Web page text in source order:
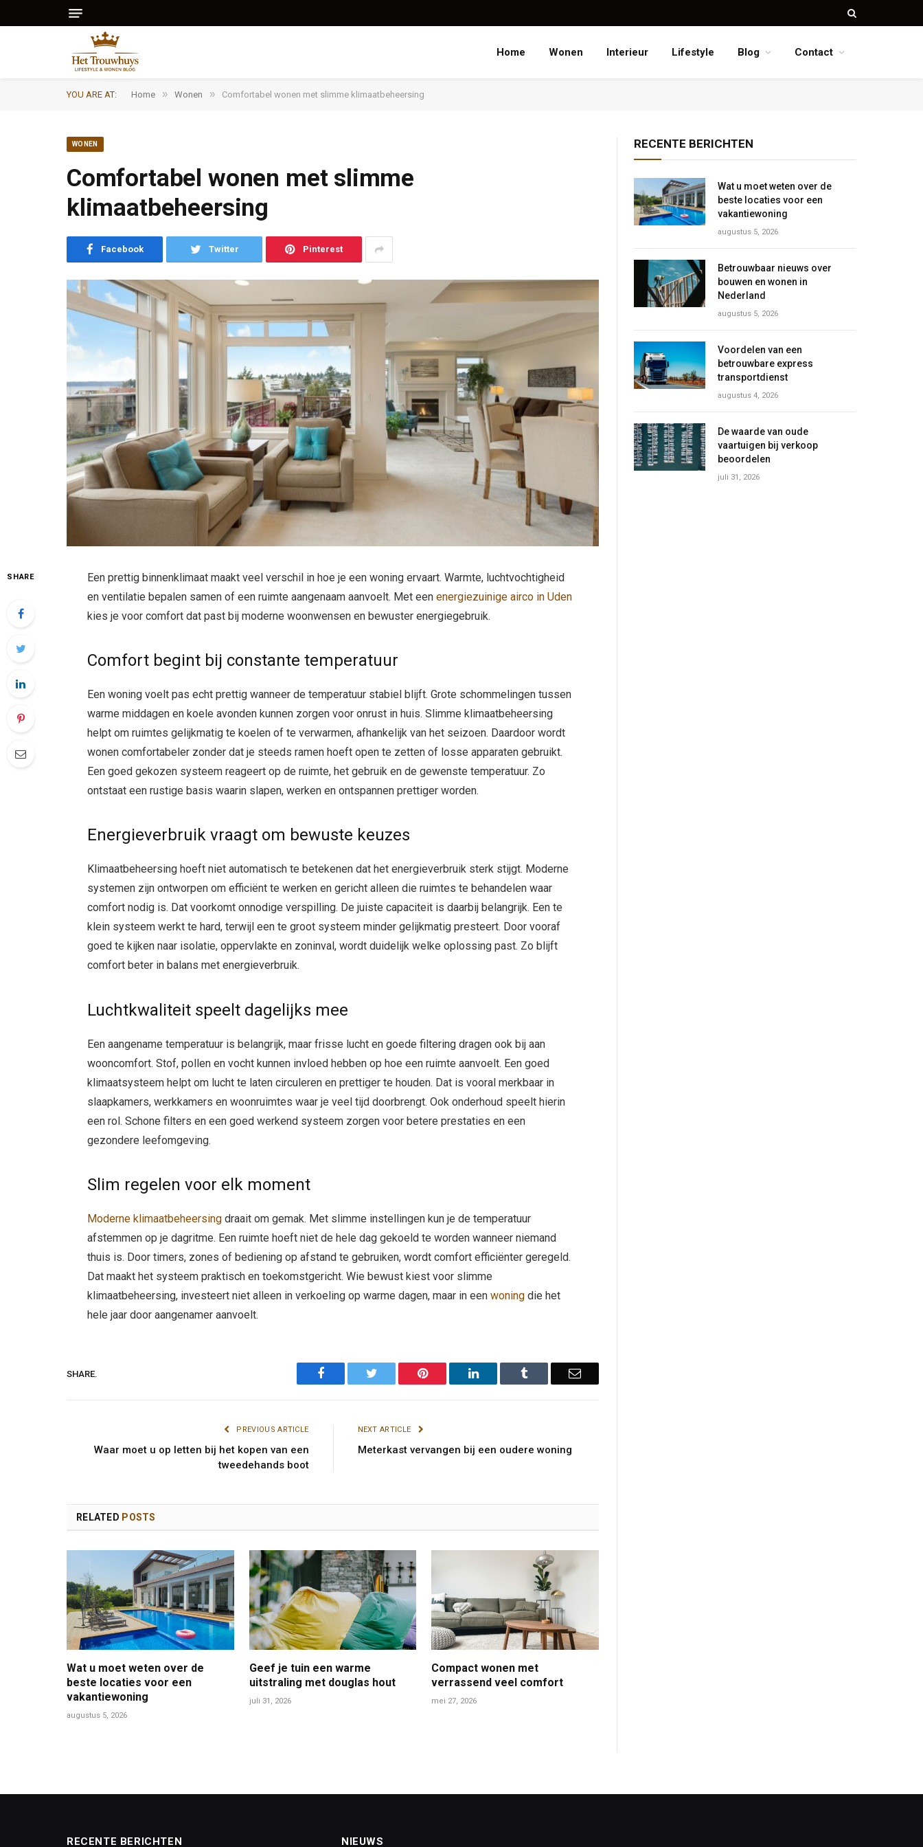
Home Wonen Interieur Lifestyle Blog Contact
YOU ARE AT: Home » Wonen » Comfortabel wonen met slimme klimaatbeheersing
WONEN
Comfortabel wonen met slimme
klimaatbeheersing
Facebook Twitter Pinterest
SHARE
Een prettig binnenklimaat maakt veel verschil in hoe je een woning ervaart. Warmte, luchtvochtigheid
en ventilatie bepalen samen of een ruimte aangenaam aanvoelt. Met eenenergiezuinige airco in Uden
kies je voor comfort dat past bij moderne woonwensen en bewuster energiegebruik.
Comfort begint bij constante temperatuur
Een woning voelt pas echt prettig wanneer de temperatuur stabiel blijft. Grote schommelingen tussen
warme middagen en koele avonden kunnen zorgen voor onrust in huis. Slimme klimaatbeheersing
helpt om ruimtes gelijkmatig te koelen of te verwarmen, afhankelijk van het seizoen. Daardoor wordt
wonen comfortabeler zonder dat je steeds ramen hoeft open te zetten of losse apparaten gebruikt.
Een goed gekozen systeem reageert op de ruimte, het gebruik en de gewenste temperatuur. Zo
ontstaat een rustige basis waarin slapen, werken en ontspannen prettiger worden.
Energieverbruik vraagt om bewuste keuzes
Klimaatbeheersing hoeft niet automatisch te betekenen dat het energieverbruik sterk stijgt. Moderne
systemen zijn ontworpen om efficiënt te werken en gericht alleen die ruimtes te behandelen waar
comfort nodig is. Dat voorkomt onnodige verspilling. De juiste capaciteit is daarbij belangrijk. Een te
klein systeem werkt te hard, terwijl een te groot systeem minder gelijkmatig presteert. Door vooraf
goed te kijken naar isolatie, oppervlakte en zoninval, wordt duidelijk welke oplossing past. Zo blijft
comfort beter in balans met energieverbruik.
Luchtkwaliteit speelt dagelijks mee
Een aangename temperatuur is belangrijk, maar frisse lucht en goede filtering dragen ook bij aan
wooncomfort. Stof, pollen en vocht kunnen invloed hebben op hoe een ruimte aanvoelt. Een goed
klimaatsysteem helpt om lucht te laten circuleren en prettiger te houden. Dat is vooral merkbaar in
slaapkamers, werkkamers en woonruimtes waar je veel tijd doorbrengt. Ook onderhoud speelt hierin
een rol. Schone filters en een goed werkend systeem zorgen voor betere prestaties en een
gezondere leefomgeving.
Slim regelen voor elk moment
Moderne klimaatbeheersing draait om gemak. Met slimme instellingen kun je de temperatuur
afstemmen op je dagritme. Een ruimte hoeft niet de hele dag gekoeld te worden wanneer niemand
thuis is. Door timers, zones of bediening op afstand te gebruiken, wordt comfort efficiënter geregeld.
Dat maakt het systeem praktisch en toekomstgericht. Wie bewust kiest voor slimme
klimaatbeheersing, investeert niet alleen in verkoeling op warme dagen, maar in eenwoning die het
hele jaar door aangenamer aanvoelt.
SHARE. Facebook Twitter Pinterest LinkedIn Tumblr Email
PREVIOUS ARTICLE
Waar moet u op letten bij het kopen van een
tweedehands boot
NEXT ARTICLE
Meterkast vervangen bij een oudere woning
RELATED POSTS
Wat u moet weten over de
beste locaties voor een
vakantiewoning
augustus 5, 2026
Geef je tuin een warme
uitstraling met douglas hout
juli 31, 2026
Compact wonen met
verrassend veel comfort
mei 27, 2026
RECENTE BERICHTEN
Wat u moet weten over de
beste locaties voor een
vakantiewoning
augustus 5, 2026
Betrouwbaar nieuws over
bouwen en wonen in
Nederland
augustus 5, 2026
Voordelen van een
betrouwbare express
transportdienst
augustus 4, 2026
De waarde van oude
vaartuigen bij verkoop
beoordelen
juli 31, 2026
RECENTE BERICHTEN NIEUWS